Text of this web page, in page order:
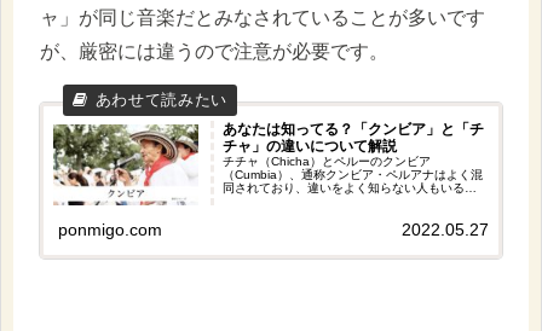
ャ」が同じ音楽だとみなされていることが多いです
が、厳密には違うので注意が必要です。
あなたは知ってる？「クンビア」と「チ
チャ」の違いについて解説
チチャ（Chicha）とペルーのクンビア
（Cumbia）、通称クンビア・ペルアナはよく混
同されており、違いをよく知らない人もいるか
のかということについて簡潔にまとめてみまし
ponmigo.com 2022.05.27